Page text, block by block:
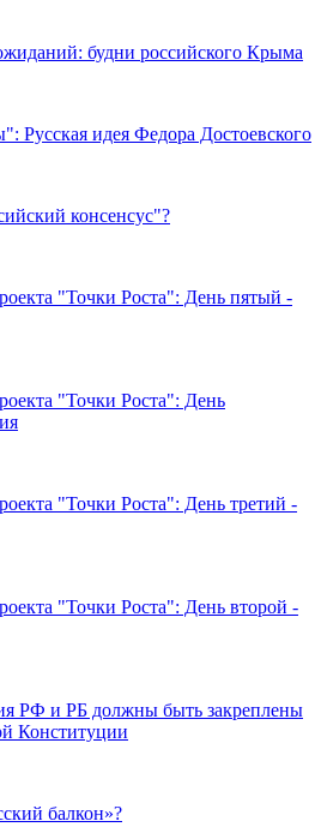
будни российского Крыма
Русская идея Федора Достоевского
консенсус"?
"Точки Роста": День пятый -
"Точки Роста": День
"Точки Роста": День третий -
"Точки Роста": День второй -
РФ и РБ должны быть закреплены
Конституции
балкон»?